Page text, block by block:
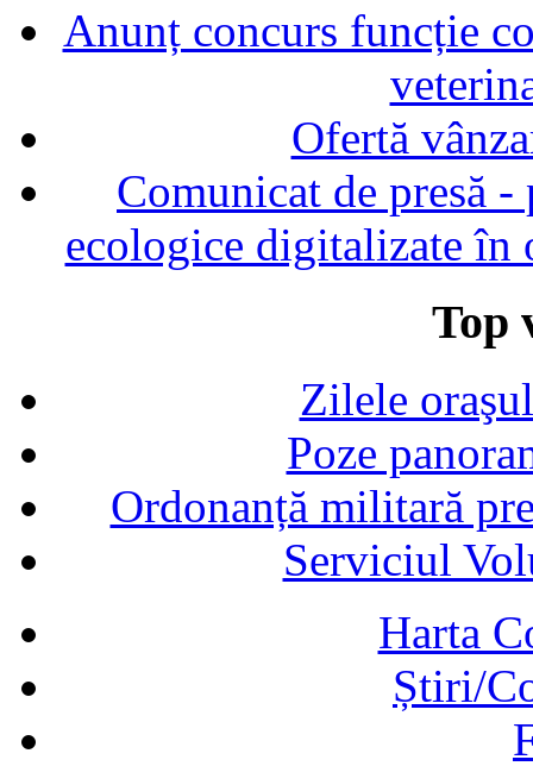
Anunț concurs funcție
Ofertă
Comunicat de presă
ecologice digitalizate în
Top
Zilele
Poze
Ordonanță militară
Serviciul
Harta
Știri/